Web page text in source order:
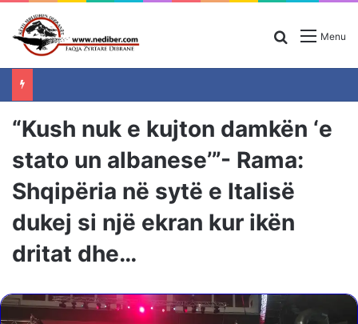
Menu
Search for
“Kush nuk e kujton damkën ‘e
stato un albanese’”- Rama:
Shqipëria në sytë e Italisë
dukej si një ekran kur ikën
dritat dhe…